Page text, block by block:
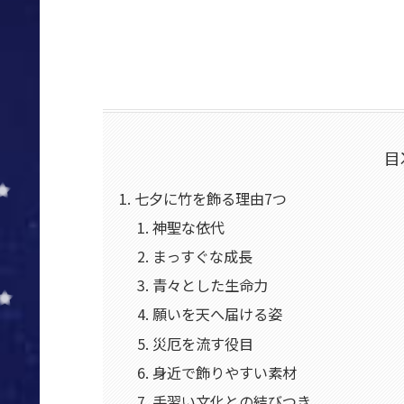
七夕に竹を飾る理由7つ
神聖な依代
まっすぐな成長
青々とした生命力
願いを天へ届ける姿
災厄を流す役目
身近で飾りやすい素材